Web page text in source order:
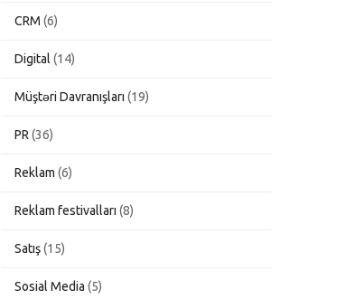
CRM (6)
Digital (14)
Müştəri Davranışları (19)
PR (36)
Reklam (6)
Reklam festivalları (8)
Satış(15)
Sosial Media (5)